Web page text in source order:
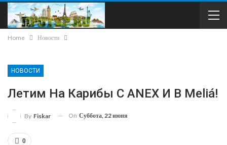
Home Новости
НОВОСТИ
Летим На Карибы С ANEX И В Meliá!
By Fiskar On Суббота, 22 июня
0